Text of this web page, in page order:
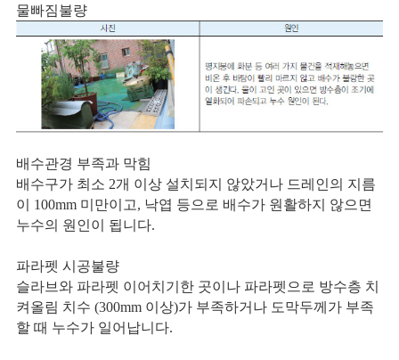
물빠짐불량
배수관경 부족과 막힘
배수구가 최소 2개 이상 설치되지 않았거나 드레인의 지름
이 100mm 미만이고, 낙엽 등으로 배수가 원활하지 않으면
누수의 원인이 됩니다.
파라펫 시공불량
슬라브와 파라펫 이어치기한 곳이나 파라펫으로 방수층 치
켜올림 치수 (300mm 이상)가 부족하거나 도막두께가 부족
할 때 누수가 일어납니다.